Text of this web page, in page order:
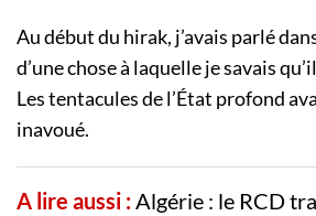
Au début du hirak, j’avais parlé
d’une chose à laquelle je savais
Les tentacules de l’État profond
inavoué.
A lire aussi :Algérie : le RCD